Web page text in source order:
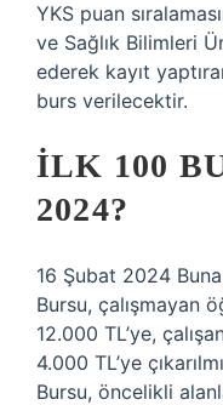
YKS puan
ve Sağlık Bilimleri
ederek kayıt
burs verilecektir.
İLK 100
2024?
16 Şubat 2024
Bursu, çalışmayan
12.000 TL’ye,
4.000 TL’ye
Bursu, öncelikli